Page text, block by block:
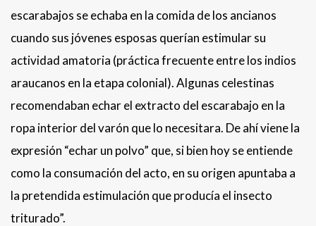
escarabajos se echaba en la comida de los ancianos
cuando sus jóvenes esposas querían estimular su
actividad amatoria (práctica frecuente entre los indios
araucanos en la etapa colonial). Algunas celestinas
recomendaban echar el extracto del escarabajo en la
ropa interior del varón que lo necesitara. De ahí viene la
expresión “echar un polvo” que, si bien hoy se entiende
como la consumación del acto, en su origen apuntaba a
la pretendida estimulación que producía el insecto
triturado”.